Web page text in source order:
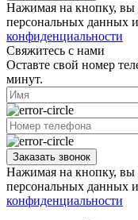
Нажимая на кнопку, вы
персональных данных и
конфиденциальности
Свяжитесь с нами
Оставте свой номер
минут.
Заказать звонок
Нажимая на кнопку, вы
персональных данных и
конфиденциальности